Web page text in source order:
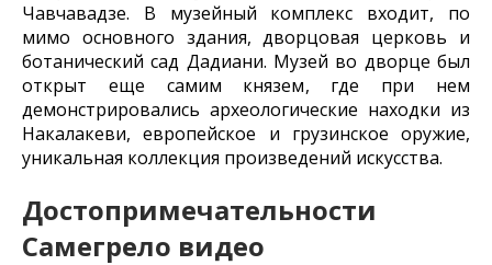
Чавчавадзе. В музейный комплекс входит, по
мимо основного здания, дворцовая церковь и
ботанический сад Дадиани. Музей во дворце был
открыт еще самим князем, где при нем
демонстрировались археологические находки из
Накалакеви, европейское и грузинское оружие,
уникальная коллекция произведений искусства.
Достопримечательности
Самегрело видео